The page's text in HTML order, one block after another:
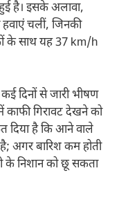
है। इसके अलावा,
चलीं, जिनकी
के साथ यह 37 km/h
दिनों से जारी भीषण
काफी गिरावट देखने को
दिया है कि आने वाले
अगर बारिश कम होती
के निशान को छू सकता